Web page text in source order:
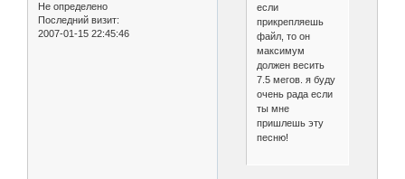
Не определено
Последний визит:
2007-01-15 22:45:46
если
прикрепляешь
файл, то он
максимум
должен весить
7.5 мегов. я буду
очень рада если
ты мне
пришлешь эту
песню!